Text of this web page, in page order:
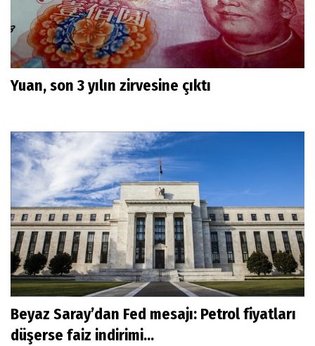
Yuan, son 3 yılın zirvesine çıktı
Beyaz Saray’dan Fed mesajı: Petrol fiyatları
düşerse faiz indirimi...